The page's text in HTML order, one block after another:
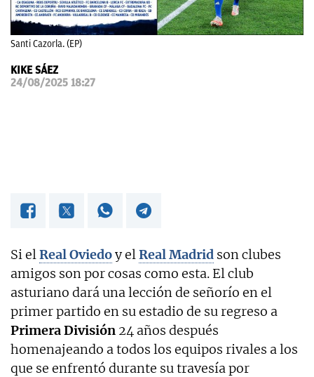
Santi Cazorla. (EP)
KIKE SÁEZ
24/08/2025 18:27
Si elReal Oviedoy elReal Madrid son clubes
amigos son por cosas como esta. El club
asturiano dará una lección de señorío en el
primer partido en su estadio de su regreso a
Primera División 24 años después
homenajeando a todos los equipos rivales a los
que se enfrentó durante su travesía por